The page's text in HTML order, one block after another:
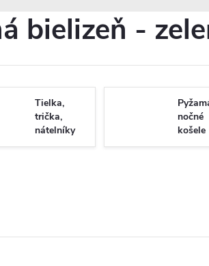
bielizeň -
Tielka,
trička,
nátelníky
nočné
košele